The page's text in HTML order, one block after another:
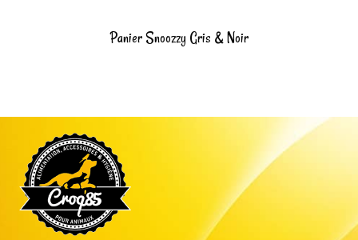
Panier Snoozzy Gris & Noir